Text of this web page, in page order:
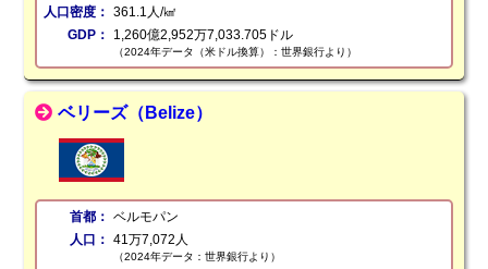
人口密度： 361.1人/㎢
GDP：
1,260億2,952万7,033.705ドル
（2024年データ（米ドル換算）：世界銀行より）
ベリーズ（Belize）
首都： ベルモパン
人口： 41万7,072人
（2024年データ：世界銀行より）